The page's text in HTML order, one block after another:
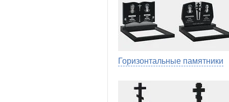
Горизонтальные памятники